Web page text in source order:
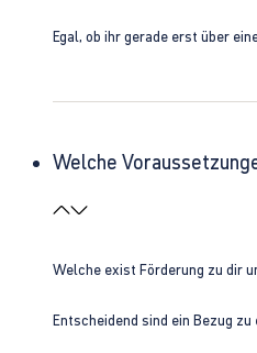
Egal, ob ihr gerade erst über
Welche
Welche exist Förderung zu dir
Entscheidend sind ein Bezug